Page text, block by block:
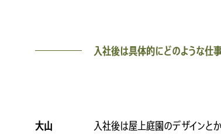
入社後は具体的にどのような仕
大山
入社後は屋上庭園のデザインと